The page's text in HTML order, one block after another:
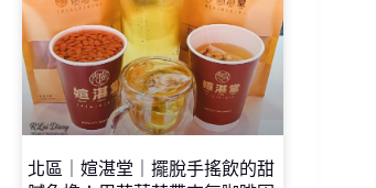
北區｜媗湛堂｜擺脫手搖飲的甜